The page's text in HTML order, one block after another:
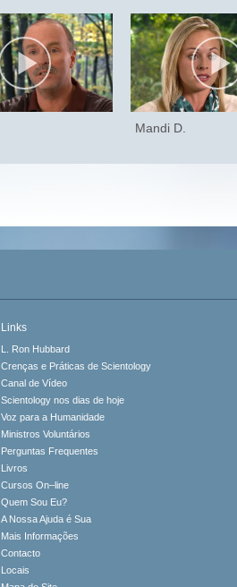
Mandi D.
Links
L. Ron Hubbard
Crenças e Práticas de Scientology
Canal de Vídeo
Scientology nos dias de hoje
Voz para a Humanidade
Ministros Voluntários
Perguntas Frequentes
Livros
Cursos On–line
Quem Sou Eu?
A Nossa Ajuda é Sua
Mais Informações
Contacto
Locais